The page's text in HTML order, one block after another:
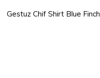
Gestuz Chif Shirt Blue Finch